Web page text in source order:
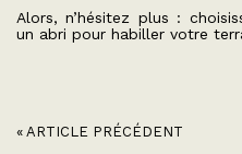
Alors, n’hésitez plus :
un abri pour habiller votre
« ARTICLE PRÉCÉDENT